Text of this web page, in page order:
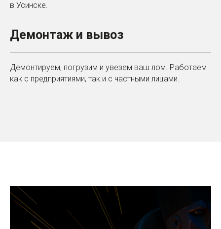
в Усинске.
Демонтаж и вывоз
Демонтируем, погрузим и увезем ваш лом. Работаем
как с предприятиями, так и с частными лицами.